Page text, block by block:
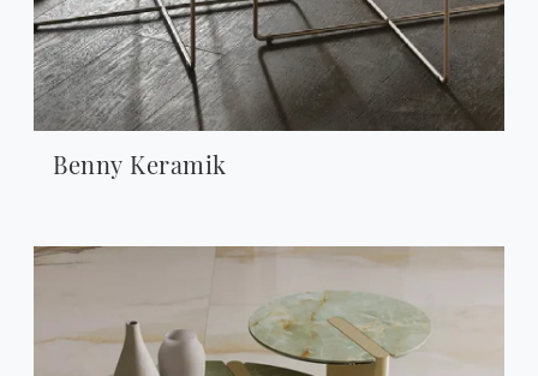
Benny Keramik